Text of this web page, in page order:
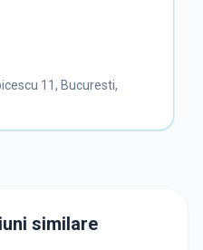
11, Bucuresti,
similare